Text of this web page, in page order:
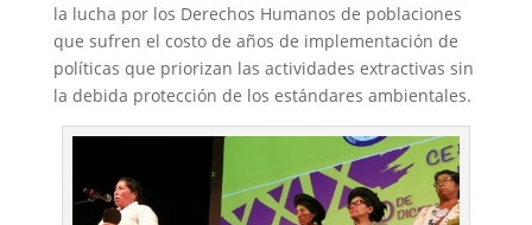
la lucha por los Derechos Humanos de poblaciones
que sufren el costo de años de implementación de
políticas que priorizan las actividades extractivas sin
la debida protección de los estándares ambientales.